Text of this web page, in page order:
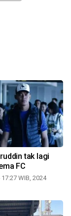
tak lagi
FC
WIB, 2024